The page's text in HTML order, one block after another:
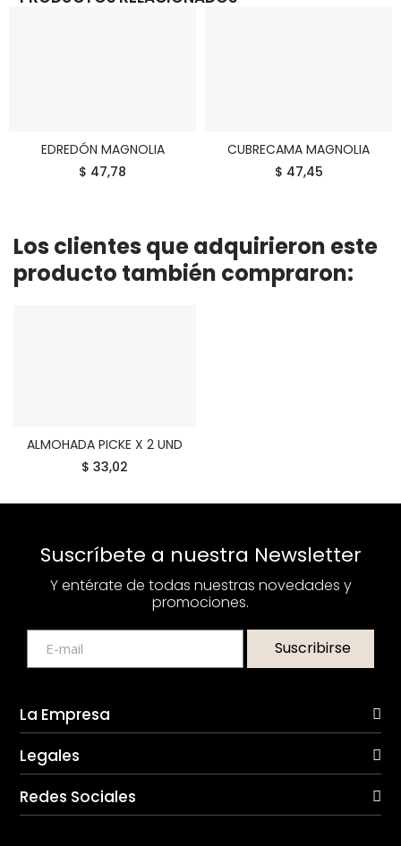
COMPRAR
EDREDÓN MAGNOLIA
$ 47,78
COMPRAR
CUBRECAMA MAGNOLIA
$ 47,45
Los clientes que adquirieron este
producto también compraron:
COMPRAR
ALMOHADA PICKE X 2 UND
$ 33,02
Suscríbete a nuestra Newsletter
Y entérate de todas nuestras novedades y
promociones.
Suscribirse
La Empresa
Legales
Redes Sociales